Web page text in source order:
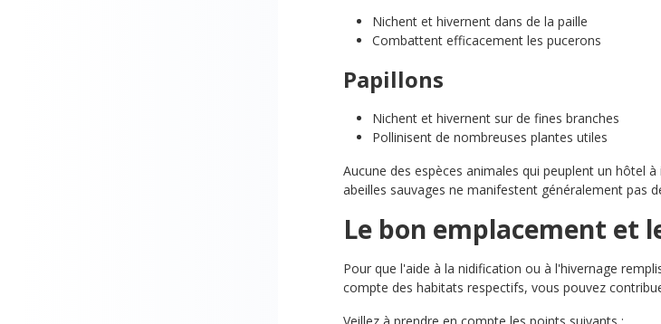
Nichent et hivernent dans de la paille
Combattent efficacement les pucerons
Papillons
Nichent et hivernent sur de fines branches
Pollinisent de nombreuses plantes utiles
Aucune des espèces animales qui peuplent un hôtel
abeilles sauvages ne manifestent généralement pas
Le bon emplacement et
Pour que l'aide à la nidification ou à l'hivernage
compte des habitats respectifs, vous pouvez